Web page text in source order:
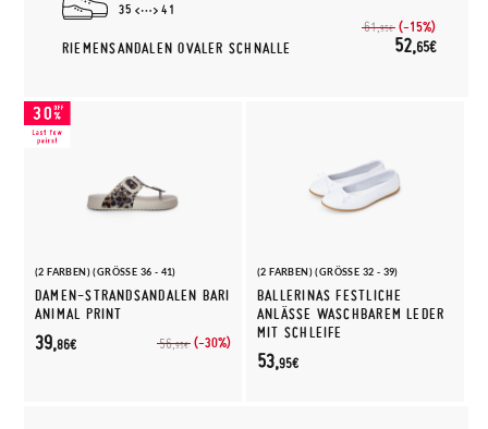
35 41
RIEMENSANDALEN OVALER SCHNALLE
61,95€ (-15%)
52,65€
(2 FARBEN) (GRÖSSE 36 - 41)
DAMEN-STRANDSANDALEN BARI
ANIMAL PRINT
56,95€ (-30%)
39,86€
(2 FARBEN) (GRÖSSE 32 - 39)
BALLERINAS FESTLICHE
ANLÄSSE WASCHBAREM LEDER
MIT SCHLEIFE
53,95€